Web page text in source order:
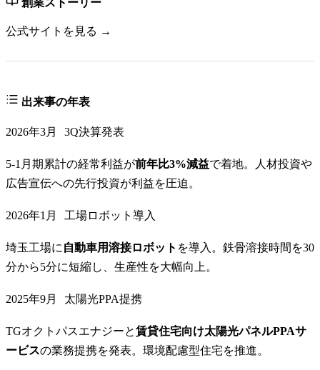
創業ストーリー
公式サイトを見る →
出来事の年表
2026年3月 3Q決算発表
5-1月期累計の経常利益が前年比3%減益で着地。人材投資や
広告宣伝への先行投資が利益を圧迫。
2026年1月 工場ロボット導入
埼玉工場に 自動車用溶接ロボット を導入。鉄骨溶接時間を30
分から5分に短縮し、生産性を大幅向上。
2025年9月 太陽光PPA提携
TGオクトパスエナジーと賃貸住宅向け太陽光パネルPPAサ
ービスの業務提携を発表。環境配慮型住宅を推進。